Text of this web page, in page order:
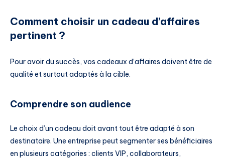
Comment choisir un cadeau d’affaires
pertinent ?
Pour avoir du succès, vos cadeaux d’affaires doivent être de
qualité et surtout adaptés à la cible.
Comprendre son audience
Le choix d’un cadeau doit avant tout être adapté à son
destinataire. Une entreprise peut segmenter ses bénéficiaires
en plusieurs catégories : clients VIP, collaborateurs,